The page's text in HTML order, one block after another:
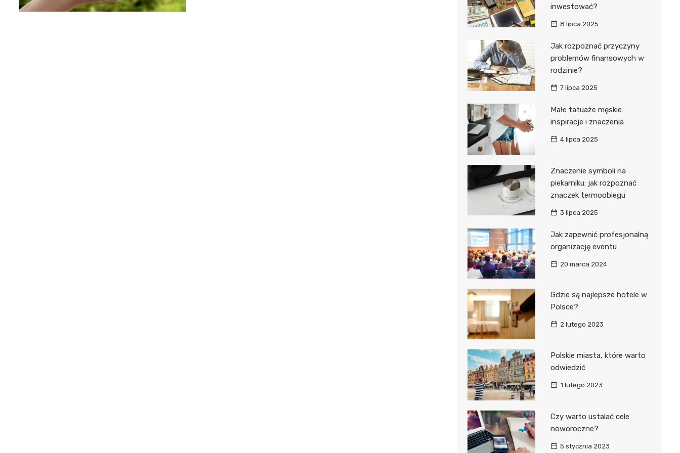
inwestować?
8 lipca 2025
Jak rozpoznać przyczyny
problemów finansowych w
rodzinie?
7 lipca 2025
Małe tatuaże męskie:
inspiracje i znaczenia
4 lipca 2025
Znaczenie symboli na
piekarniku: jak rozpoznać
znaczek termoobiegu
3 lipca 2025
Jak zapewnić profesjonalną
organizację eventu
20 marca 2024
Gdzie są najlepsze hotele w
Polsce?
2 lutego 2023
Polskie miasta, które warto
odwiedzić
1 lutego 2023
Czy warto ustalać cele
noworoczne?
5 stycznia 2023